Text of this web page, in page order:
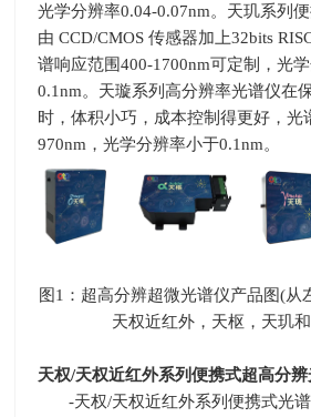
光学分辨率0.04-0.07nm。天玑系列
由 CCD/CMOS传感器加上32bits
谱响应范围400-1700nm可定制，光
0.1nm。天璇系列高分辨率光谱仪在
时，体积小巧，成本控制得更好，光
970nm ，光学分辨率小于0.1nm。
图1 ：超高分辨超微光谱仪产品图(从
天权近红外，天枢，天玑
天权/天权近红外系列便携式超高分
-天权/天权近红外系列便携式光